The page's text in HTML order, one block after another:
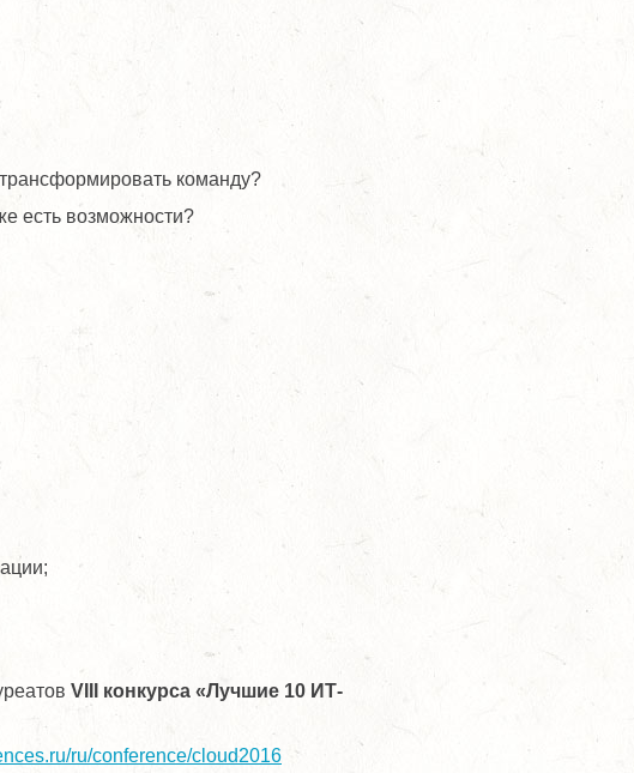
команду?
есть возможности?
VIII
конкурса «Лучшие 10 ИТ-
ru/conference/cloud2016